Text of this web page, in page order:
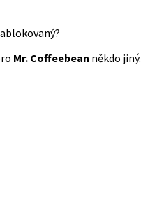
Mr. Coffeebean někdo jiný.